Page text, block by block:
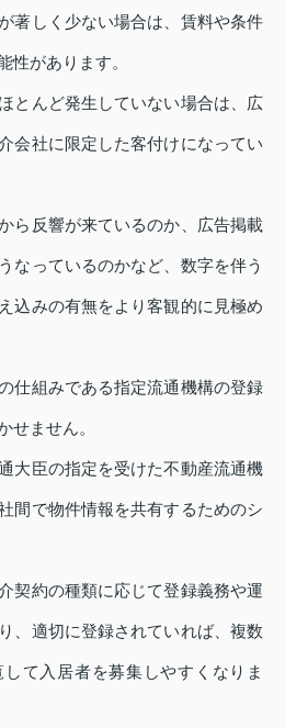
著しく少ない場合は、賃料や条件
性があります。
とんど発生していない場合は、広
会社に限定した客付けになってい
ら反響が来ているのか、広告掲載
なっているのかなど、数字を伴う
込みの有無をより客観的に見極め
仕組みである指定流通機構の登録
せません。
大臣の指定を受けた不動産流通機
間で物件情報を共有するためのシ
契約の種類に応じて登録義務や運
、適切に登録されていれば、複数
て入居者を募集しやすくなりま